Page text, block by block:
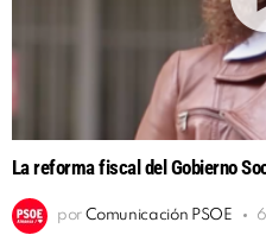
La reforma fiscal del Gobierno
por Comunicación PSOE